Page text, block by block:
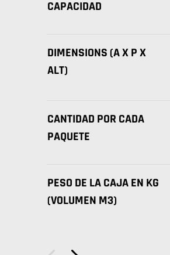
CAPACIDAD
DIMENSIONS (A X P X
ALT)
CANTIDAD POR CADA
PAQUETE
PESO DE LA CAJA EN KG
(VOLUMEN M3)